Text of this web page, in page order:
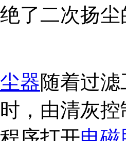
了二次扬
器随着过
，由清灰